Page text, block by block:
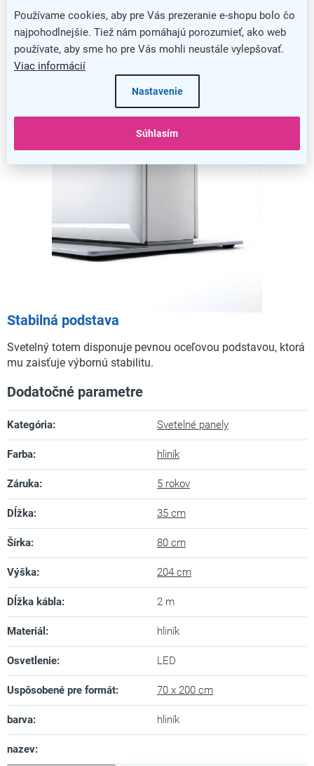
Používame cookies, aby pre Vás prezeranie e-shopu bolo čo
najpohodlnejšie. Tiež nám pomáhajú porozumieť, ako web
používate, aby sme ho pre Vás mohli neustále vylepšovať.
Viac informácií
Nastavenie
Súhlasím
Jednoduchá výmena obsahu
Výmena tlačoviny nebola nikdy jednoduchšia, pretože stačí
iba sklopiť jednu zo strán rámu a váš obsah pohodlne vložiť.
Stabilná podstava
Svetelný totem disponuje pevnou oceľovou podstavou, ktorá
mu zaisťuje výbornú stabilitu.
Dodatočné parametre
Kategória: Svetelné panely
Farba: hliník
Záruka: 5 rokov
Dĺžka: 35 cm
Šírka: 80 cm
Výška: 204 cm
Dĺžka kábla: 2 m
Materiál : hliník
Osvetlenie: LED
Uspôsobené pre formát: 70 x 200 cm
barva: hliník
nazev: